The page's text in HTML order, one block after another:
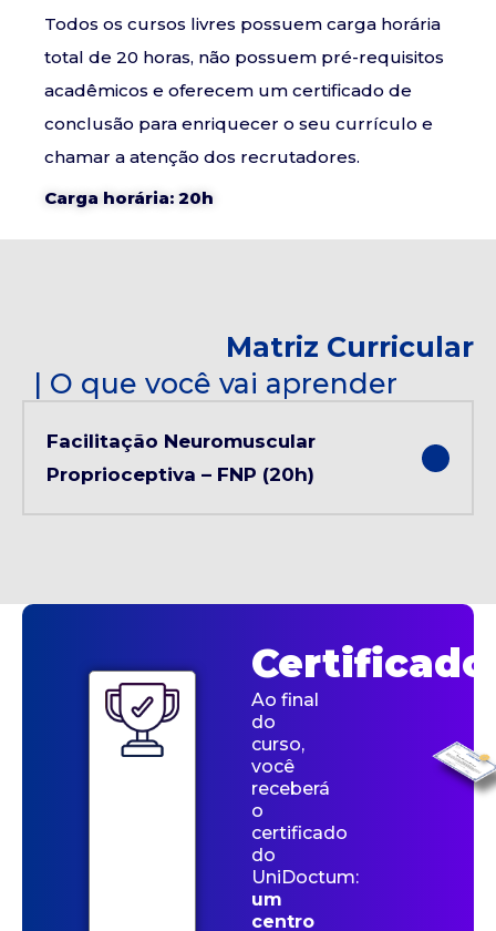
Todos os cursos livres possuem carga horária
total de 20 horas, não possuem pré-requisitos
acadêmicos e oferecem um certificado de
conclusão para enriquecer o seu currículo e
chamar a atenção dos recrutadores.
Carga horária: 20h
Matriz Curricular
| O que você vai aprender
Facilitação Neuromuscular
Proprioceptiva – FNP (20h)
Certificado
Ao final
do
curso,
você
receberá
o
certificado
do
UniDoctum:
um
centro